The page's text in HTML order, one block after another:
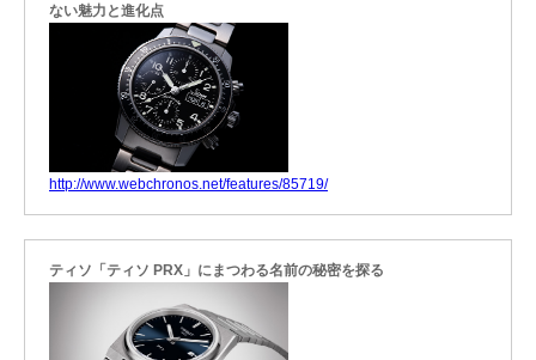
ない魅力と進化点
http://www.webchronos.net/features/85719/
ティソ「ティソ PRX」にまつわる名前の秘密を探る